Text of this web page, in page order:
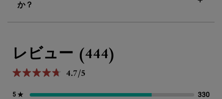
か？
レビュー (444)
5星中4.7。 4.7/5
5 ★ 330